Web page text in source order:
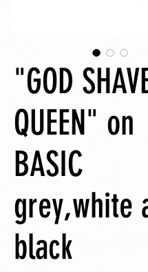
"GOD
QUEEN" on
BASIC
grey,white
black